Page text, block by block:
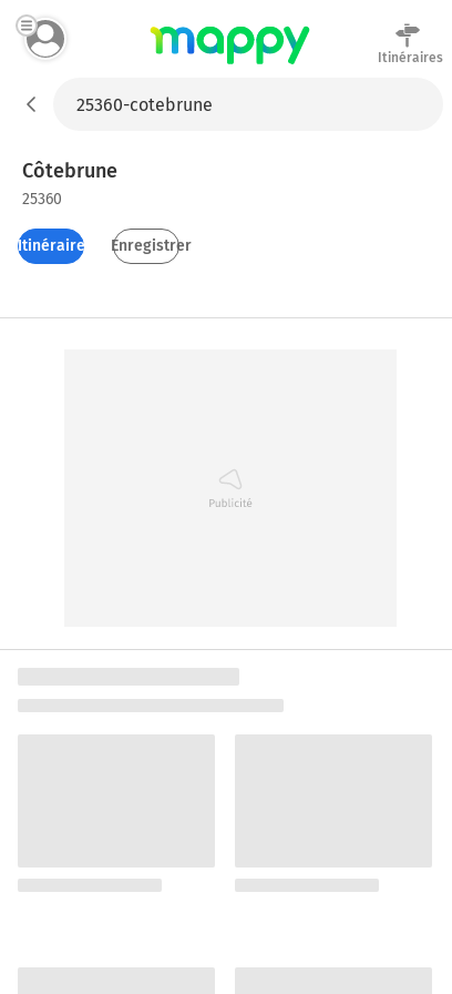
Itinéraires
Côtebrune
25360
Itinéraires Enregistrer